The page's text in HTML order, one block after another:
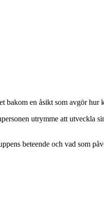
bakom en åsikt som avgör
utrymme att utveckla
beteende och vad som